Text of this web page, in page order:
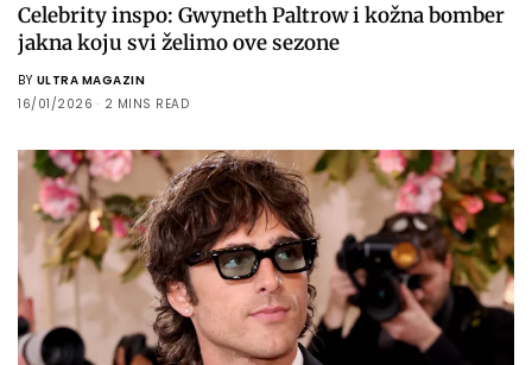
Celebrity inspo: Gwyneth Paltrow i kožna bomber
jakna koju svi želimo ove sezone
BY ULTRA MAGAZIN
16/01/2026
2 MINS READ